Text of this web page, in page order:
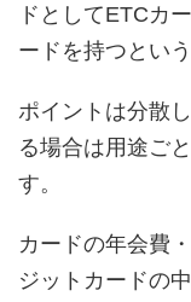
ドとしてETCカ
ードを持つとい
ポイントは分散
る場合は用途ご
す。
カードの年会費
ジットカードの